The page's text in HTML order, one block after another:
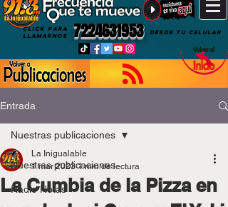
7224631953
CLICK PARA
LLAMARNOS
DESDE TU CELULAR
Entrada
Nuestras publicaciones
Radio Notas
Nuestras publicaciones
La Cumbia de la Pizza en
La Inigualable
1 mar 2023 1 min de lectura